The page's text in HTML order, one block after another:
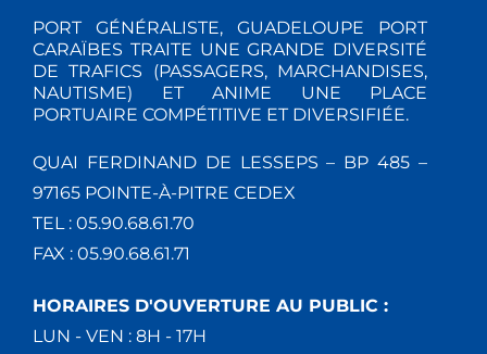
PORT GÉNÉRALISTE, GUADELOUPE PORT
CARAÏBES TRAITE UNE GRANDE DIVERSITÉ
DE TRAFICS (PASSAGERS, MARCHANDISES,
NAUTISME) ET ANIME UNE PLACE
PORTUAIRE COMPÉTITIVE ET DIVERSIFIÉE.
QUAI FERDINAND DE LESSEPS – BP 485 –
97165 POINTE-À-PITRE CEDEX
TEL : 05.90.68.61.70
FAX : 05.90.68.61.71
HORAIRES D'OUVERTURE AU PUBLIC :
LUN - VEN : 8H - 17H